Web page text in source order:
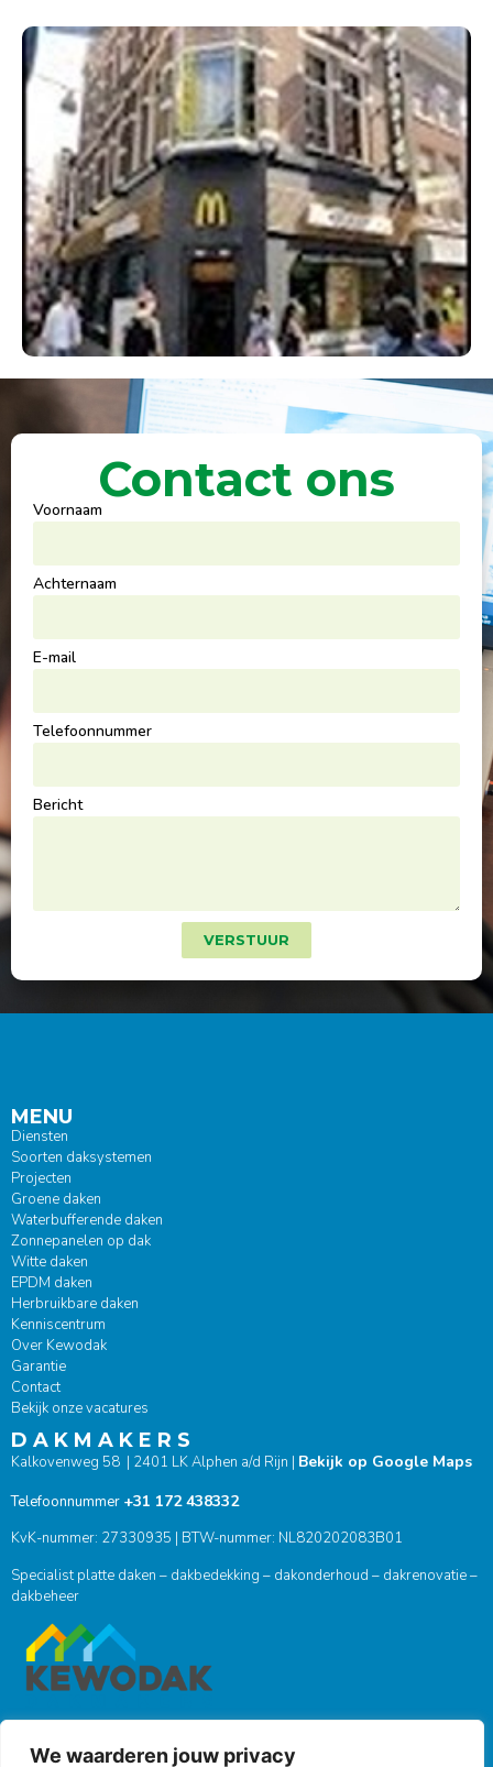
We waarderen jouw privacy
Contact ons
Voornaam
Achternaam
E-mail
Telefoonnummer
Bericht
VERSTUUR
MENU
Diensten
Soorten daksystemen
Projecten
Groene daken
Waterbufferende daken
Zonnepanelen op dak
Witte daken
EPDM daken
Herbruikbare daken
Kenniscentrum
Over Kewodak
Garantie
Contact
Bekijk onze vacatures
D A K M A K E R S
Kalkovenweg 58 | 2401 LK Alphen a/d Rijn | Bekijk op Google Maps
Telefoonnummer +31 172 438332
KvK-nummer: 27330935 | BTW-nummer: NL820202083B01
Specialist platte daken – dakbedekking – dakonderhoud – dakrenovatie –
dakbeheer